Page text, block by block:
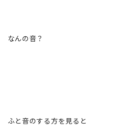
なんの音？
ふと音のする方を見ると